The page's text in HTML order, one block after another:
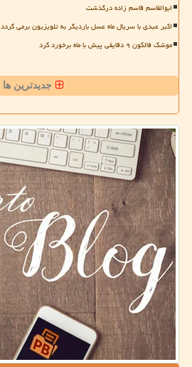
ابوالقاسم قاسم زاده درگذشت
اکبر عبدی با سریال ماه عسل باردیگر به تلویزیون برمی گردد
موشک فالکون ۹ دقایقی پیش با ماه برخورد کرد
جدیدترین ها